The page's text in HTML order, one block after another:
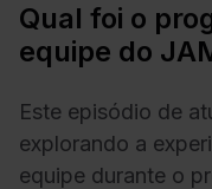
Qual foi o
equipe do
Este episódio de
explorando a
equipe durante o